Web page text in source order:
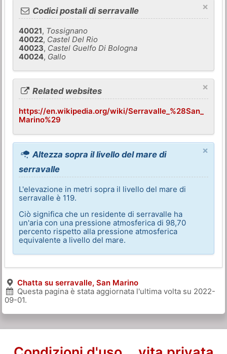
×
Codici postali di serravalle
40021, Tossignano
40022, Castel Del Rio
40023, Castel Guelfo Di Bologna
40024, Gallo
×
Related websites
https://en.wikipedia.org/wiki/Serravalle_%28San_
Marino%29
×
Altezza sopra il livello del mare di
serravalle
L'elevazione in metri sopra il livello del mare di
serravalle è 119.
Ciò significa che un residente di serravalle ha
un'aria con una pressione atmosferica di 98,70
percento rispetto alla pressione atmosferica
equivalente a livello del mare.
Chatta su serravalle, San Marino
Questa pagina è stata aggiornata l'ultima volta su 2022-
09-01.